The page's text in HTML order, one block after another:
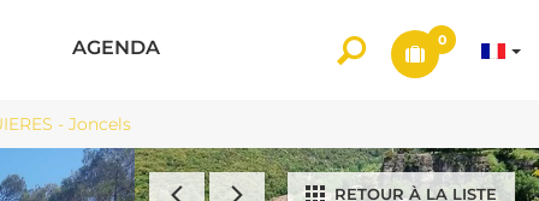
AGENDA 0
- Joncels
RETOUR À LA LISTE